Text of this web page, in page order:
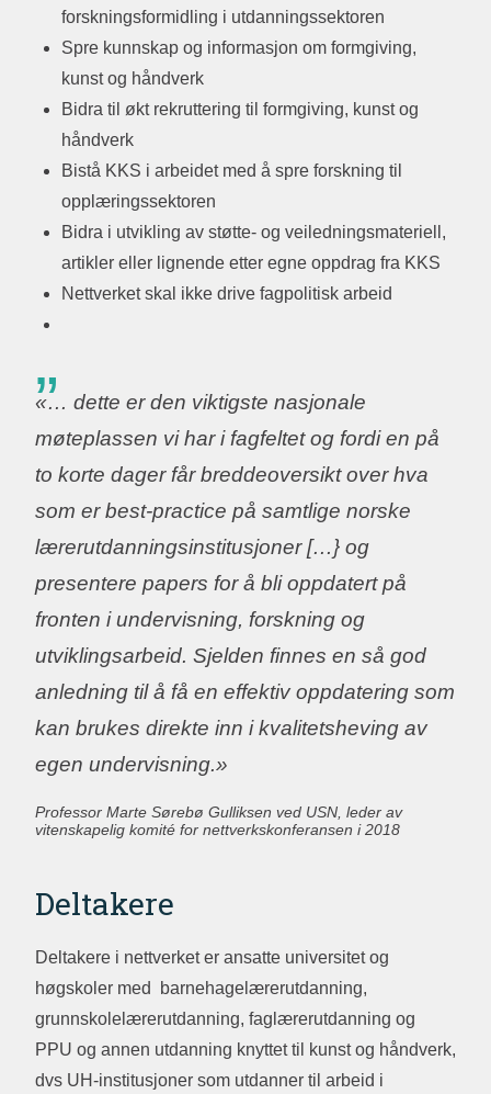
forskningsformidling i utdanningssektoren
Spre kunnskap og informasjon om formgiving,
kunst og håndverk
Bidra til økt rekruttering til formgiving, kunst og
håndverk
Bistå KKS i arbeidet med å spre forskning til
opplæringssektoren
Bidra i utvikling av støtte- og veiledningsmateriell,
artikler eller lignende etter egne oppdrag fra KKS
Nettverket skal ikke drive fagpolitisk arbeid
«… dette er den viktigste nasjonale
møteplassen vi har i fagfeltet og fordi en på
to korte dager får breddeoversikt over hva
som er best-practice på samtlige norske
lærerutdanningsinstitusjoner […} og
presentere papers for å bli oppdatert på
fronten i undervisning, forskning og
utviklingsarbeid. Sjelden finnes en så god
anledning til å få en effektiv oppdatering som
kan brukes direkte inn i kvalitetsheving av
egen undervisning.»
Professor Marte Sørebø Gulliksen ved USN, leder av
vitenskapelig komité for nettverkskonferansen i 2018
Deltakere
Deltakere i nettverket er ansatte universitet og
høgskoler med barnehagelærerutdanning,
grunnskolelærerutdanning, faglærerutdanning og
PPU og annen utdanning knyttet til kunst og håndverk,
dvs UH-institusjoner som utdanner til arbeid i